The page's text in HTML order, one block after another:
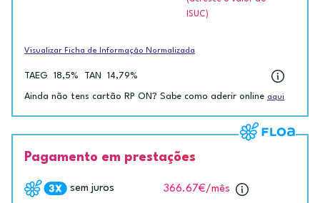
ISUC)
Visualizar Ficha de Informação Normalizada
TAEG 18,5% TAN 14,79%
Ainda não tens cartão RP ON? Sabe como aderir online aqui
Pagamento em prestações
sem juros 366.67€/mês